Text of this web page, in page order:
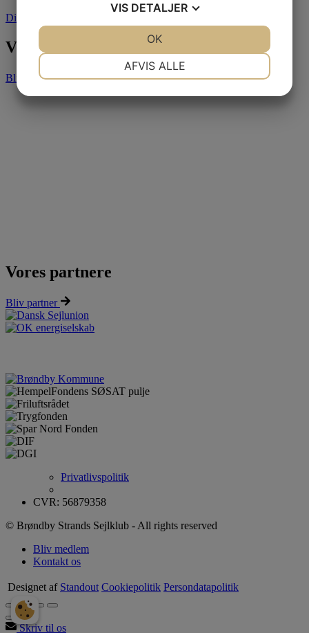
Din sejlklub
Vores partnere
Bliv partner
Vores partnere
Bliv partner
Privatlivspolitik
CVR: 56879358
© Brøndby Strands Sejlklub - All rights reserved
Bliv medlem
Kontakt os
Designet af Standout Cookiepolitik Persondatapolitik
Skriv til os
VIS DETALJER
AFVIS ALLE
OK